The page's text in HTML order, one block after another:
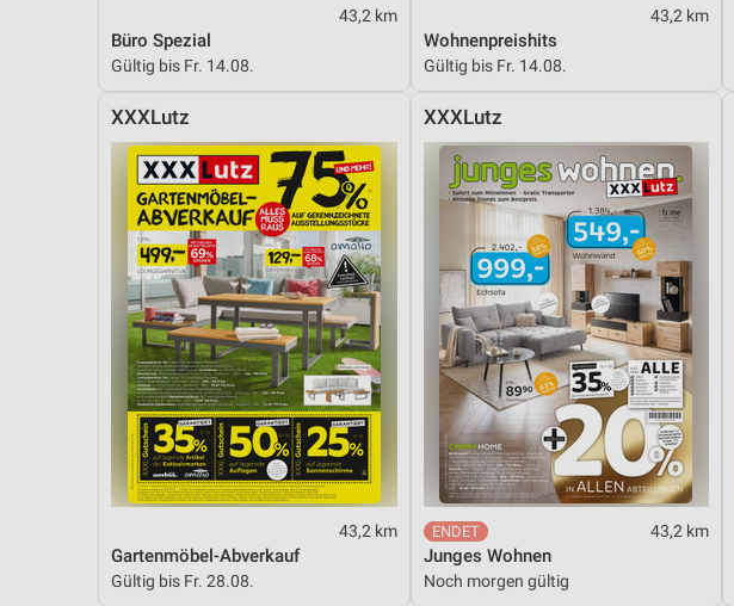
43,2 km
Büro Spezial
Gültig bis Fr. 14.08.
43,2 km
Wohnenpreishits
Gültig bis Fr. 14.08.
XXXLutz
43,2 km
Gartenmöbel-Abverkauf
Gültig bis Fr. 28.08.
XXXLutz
43,2 km
Junges Wohnen
Noch morgen gültig